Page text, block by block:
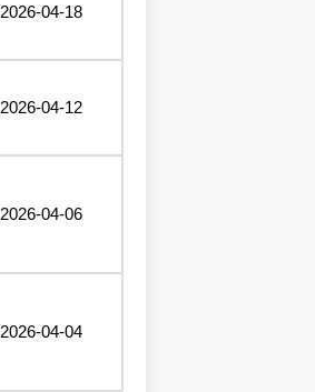
2026-04-18
2026-04-12
2026-04-06
2026-04-04